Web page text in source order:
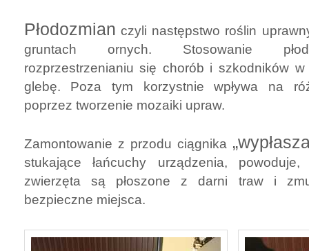
Płodozmian czyli następstwo roślin
gruntach ornych. Stosowanie
rozprzestrzenianiu się chorób i szkodników
glebę. Poza tym korzystnie wpływa na
poprzez tworzenie mozaiki upraw.
Zamontowanie z przodu ciągnika
stukające łańcuchy urządzenia,
zwierzęta są płoszone z darni traw i
bezpieczne miejsca.